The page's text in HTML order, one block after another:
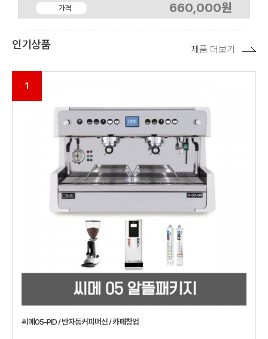
가격 660,000원
인기상품
1
씨메05-PID / 반자동커피머신 / 카페창업
제품 더보기